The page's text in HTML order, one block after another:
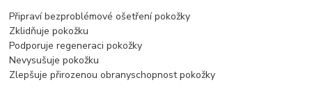
Připraví bezproblémové ošetření pokožky
Zklidňuje pokožku
Podporuje regeneraci pokožky
Nevysušuje pokožku
Zlepšuje přirozenou obranyschopnost pokožky